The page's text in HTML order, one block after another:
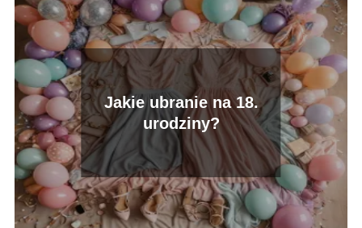
Jakie ubranie na 18.
urodziny?